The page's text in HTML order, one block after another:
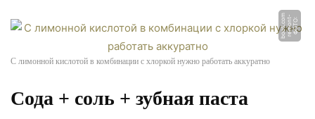
Ф
О
Т
О:
r
e
m
o
n
t
-b
o
o
k.
c
o
m
С лимонной кислотой в комбинации с хлоркой нужно работать аккуратно
Сода + соль + зубная паста